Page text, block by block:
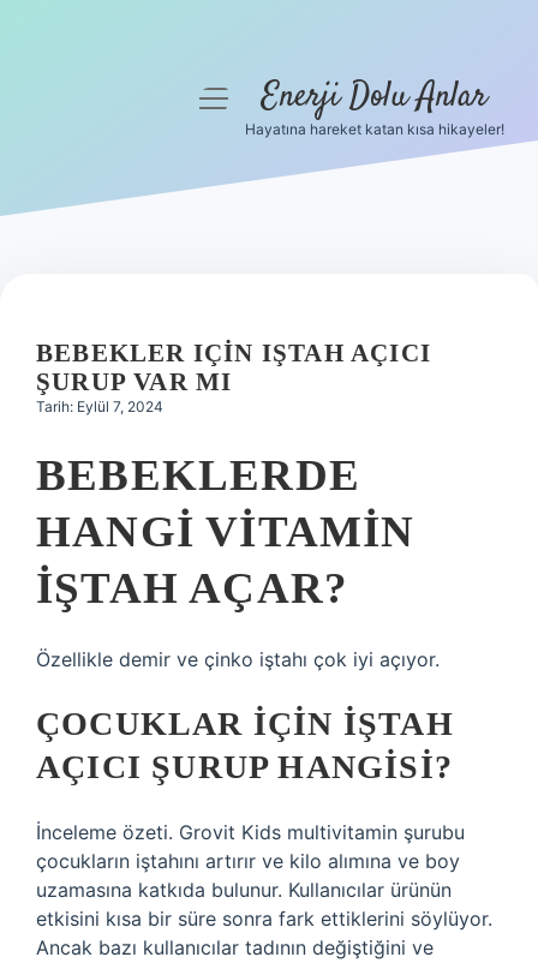
Hakkımızda
menüyüEnerji Dolu Anlar
Hayatına hareket katan kısa hikayeler!
BEBEKLER IÇIN IŞTAH AÇICI
ŞURUP VAR MI
Tarih: Eylül 7, 2024
BEBEKLERDE
HANGI VITAMIN
IŞTAH AÇAR?
Özellikle demir ve çinko iştahı çok iyi açıyor.
ÇOCUKLAR IÇIN IŞTAH
AÇICI ŞURUP HANGISI?
İnceleme özeti. Grovit Kids multivitamin şurubu
çocukların iştahını artırır ve kilo alımına ve boy
uzamasına katkıda bulunur. Kullanıcılar ürünün
etkisini kısa bir süre sonra fark ettiklerini söylüyor.
Ancak bazı kullanıcılar tadının değiştiğini ve